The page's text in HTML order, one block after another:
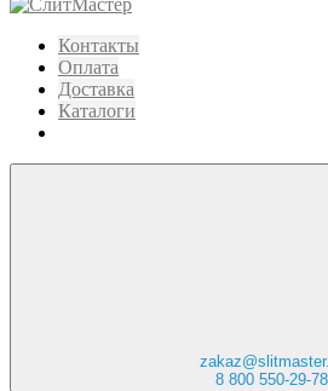
Контакты
Оплата
Доставка
Каталоги
8 800 550-29-78